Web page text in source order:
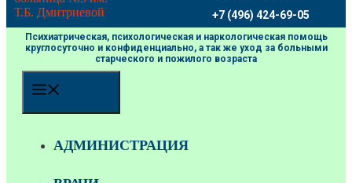
+7 (496) 424-69-05
Психиатрическая, психологическая и наркологическая помощь
круглосуточно и конфиденциально, а так же уход за больными
старческого и пожилого возраста
АДМИНИСТРАЦИЯ